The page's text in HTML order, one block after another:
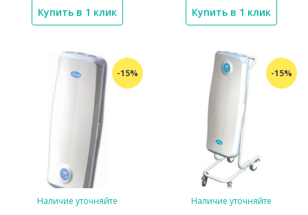
Купить в 1 клик Купить в 1 клик
-15%
Наличие уточняйте
-15%
Наличие уточняйте